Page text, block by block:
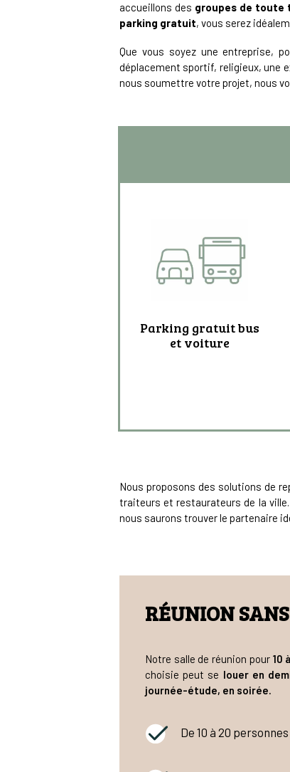
accueillons des groupes de toute
parking gratuit, vous serez
Que vous soyez une entreprise,
déplacement sportif, religieux, une
nous soumettre votre projet, nous
Parking gratuit bus
et voiture
Nous proposons des solutions de
traiteurs et restaurateurs de la
nous saurons trouver le partenaire
RÉUNION
Notre salle de réunion pour 10
choisie peut se louer en
journée-étude, en soirée.
De 10 à 20 personnes